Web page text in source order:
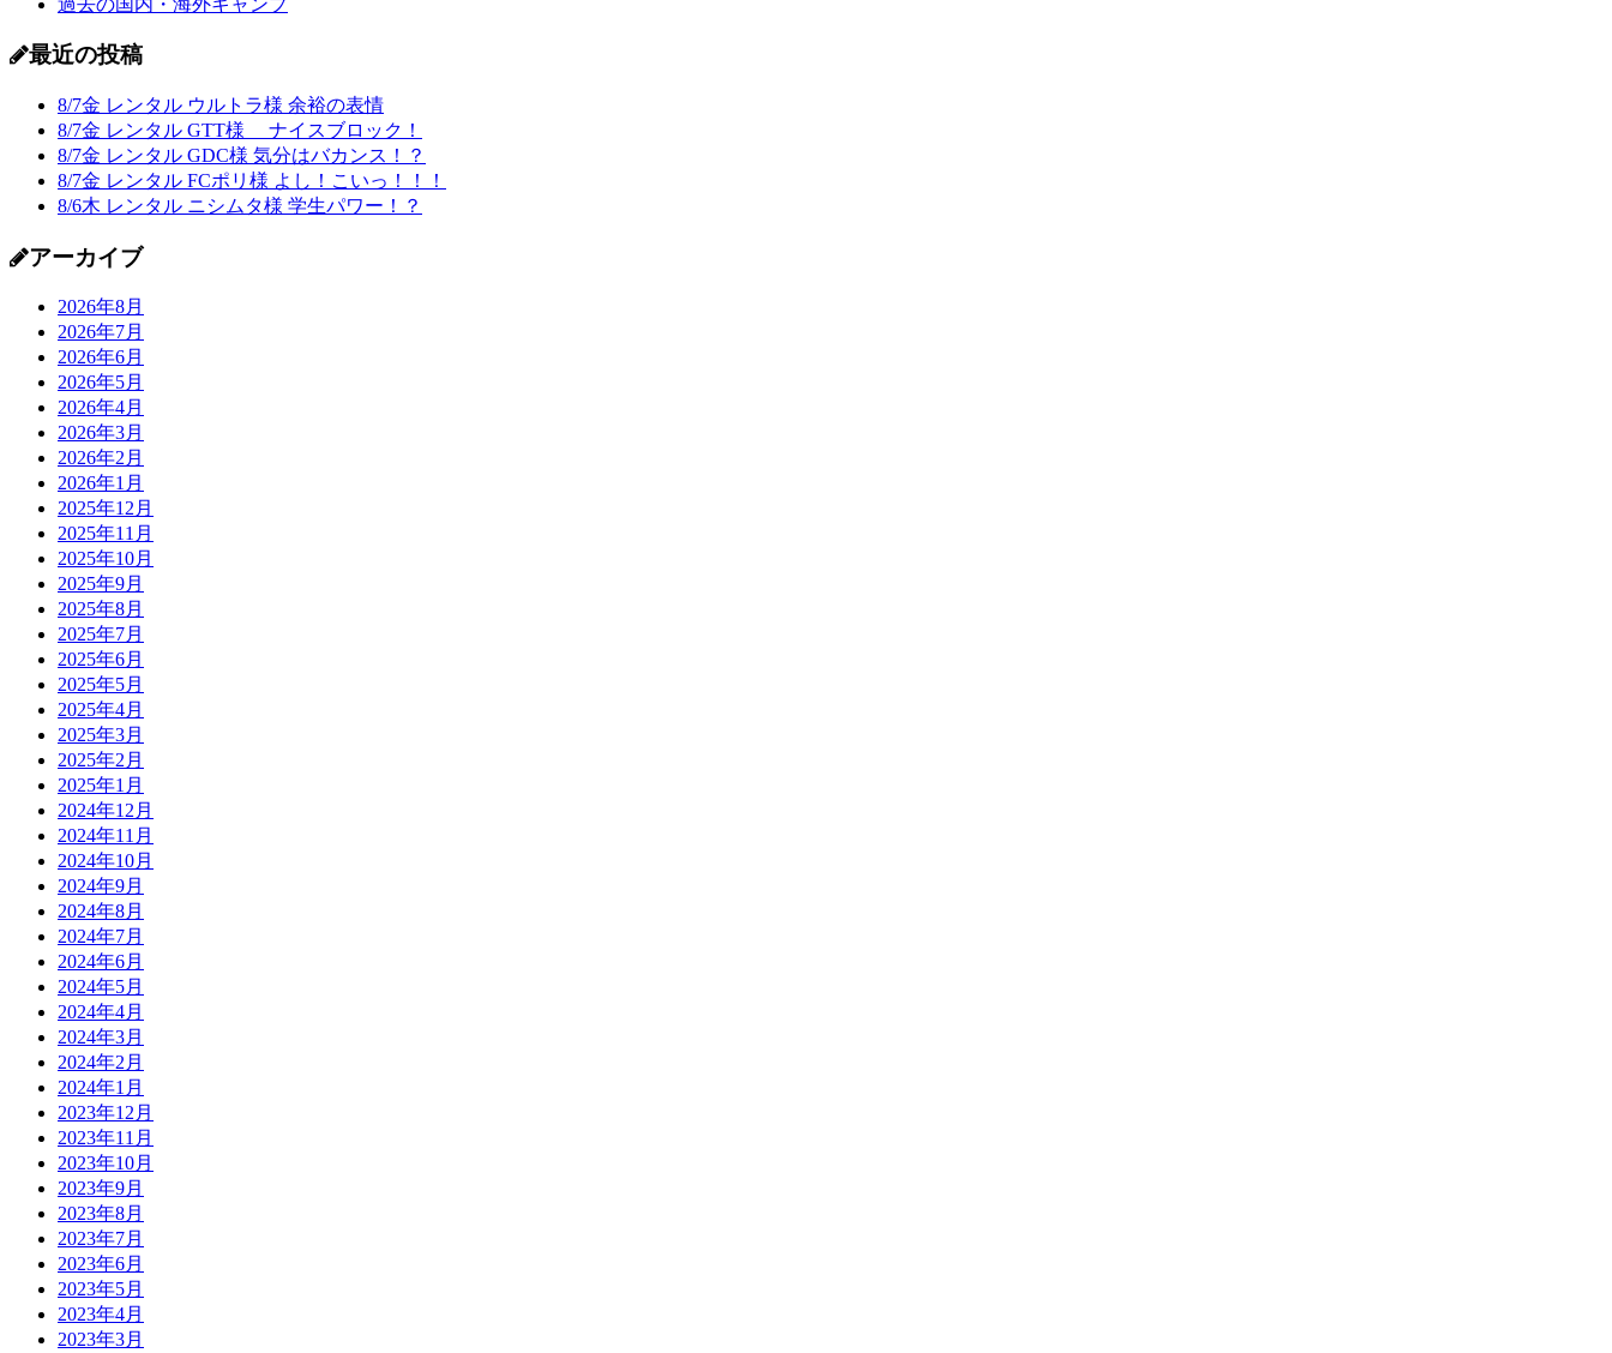
最近の投稿
8/7金 レンタル ウルトラ様 余裕の表情
8/7金 レンタル GTT様 ナイスブロック！
8/7金 レンタル GDC様 気分はバカンス！？
8/7金 レンタル FCポリ様 よし！こいっ！！！
8/6木 レンタル ニシムタ様 学生パワー！？
アーカイブ
2026年8月
2026年7月
2026年6月
2026年5月
2026年4月
2026年3月
2026年2月
2026年1月
2025年12月
2025年11月
2025年10月
2025年9月
2025年8月
2025年7月
2025年6月
2025年5月
2025年4月
2025年3月
2025年2月
2025年1月
2024年12月
2024年11月
2024年10月
2024年9月
2024年8月
2024年7月
2024年6月
2024年5月
2024年4月
2024年3月
2024年2月
2024年1月
2023年12月
2023年11月
2023年10月
2023年9月
2023年8月
2023年7月
2023年6月
2023年5月
2023年4月
2023年3月